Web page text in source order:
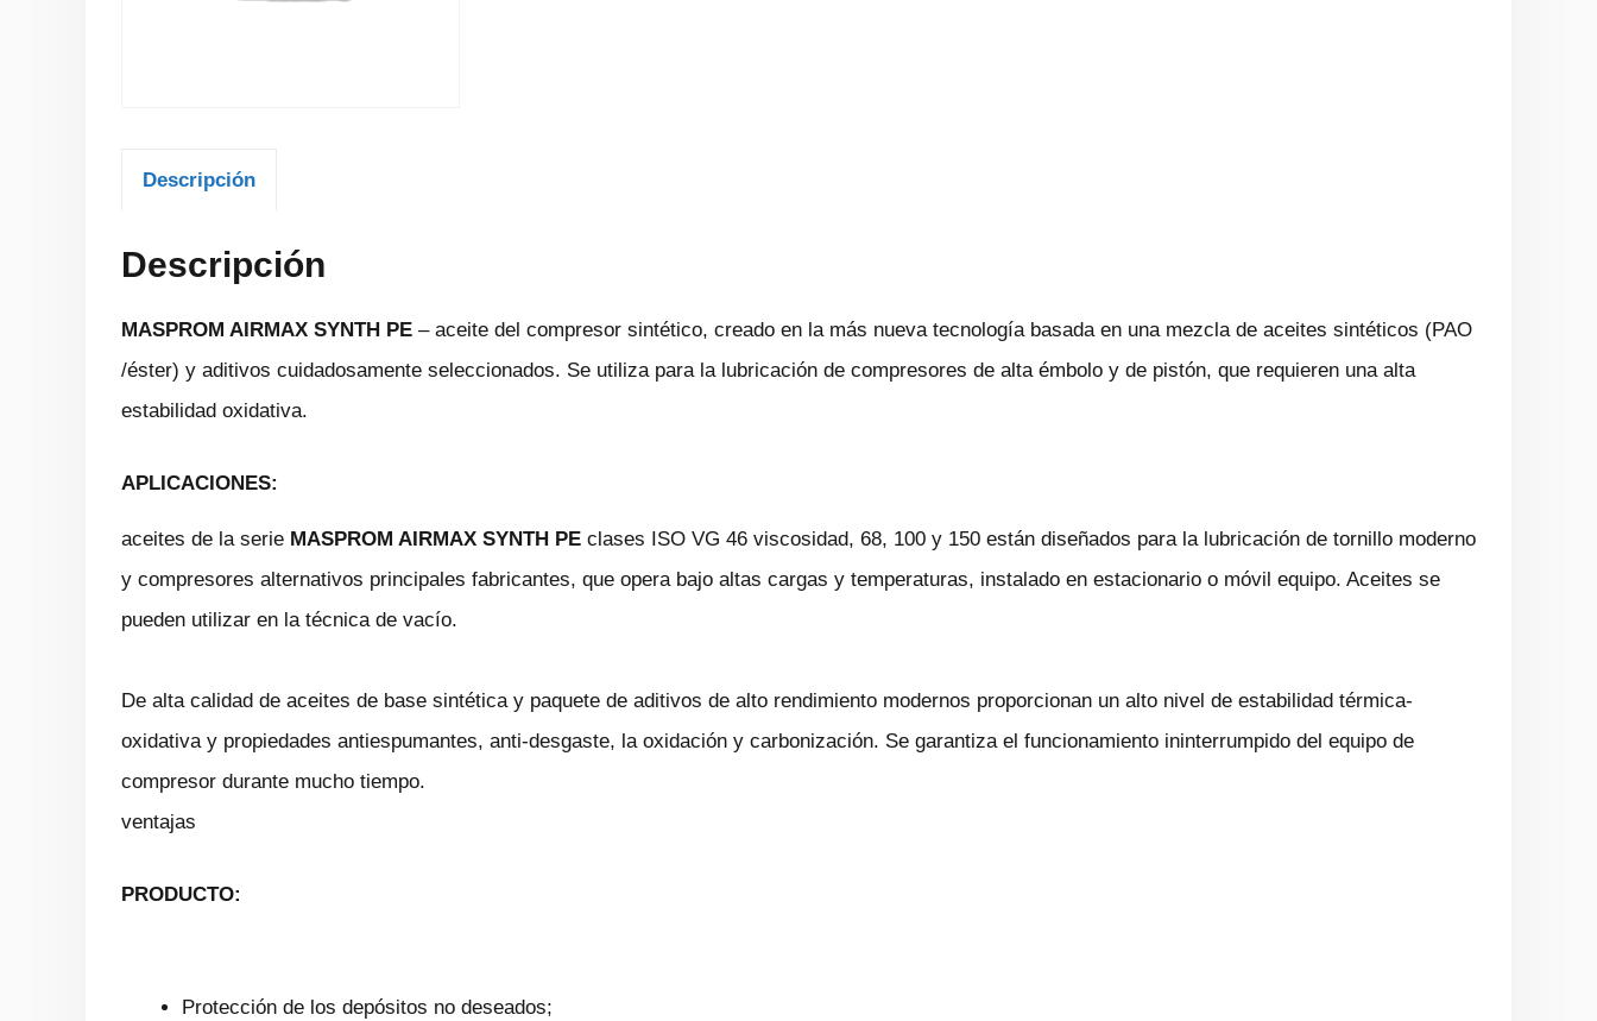
Descripción
Descripción
MASPROM AIRMAX SYNTH PE – aceite del compresor sintético, creado en la más nueva tecnología basada en una mezcla de aceites sintéticos (PAO
/éster) y aditivos cuidadosamente seleccionados. Se utiliza para la lubricación de compresores de alta émbolo y de pistón, que requieren una alta
estabilidad oxidativa.
APLICACIONES:
aceites de la serie MASPROM AIRMAX SYNTH PE clases ISO VG 46 viscosidad, 68, 100 y 150 están diseñados para la lubricación de tornillo moderno
y compresores alternativos principales fabricantes, que opera bajo altas cargas y temperaturas, instalado en estacionario o móvil equipo. Aceites se
pueden utilizar en la técnica de vacío.
De alta calidad de aceites de base sintética y paquete de aditivos de alto rendimiento modernos proporcionan un alto nivel de estabilidad térmica-
oxidativa y propiedades antiespumantes, anti-desgaste, la oxidación y carbonización. Se garantiza el funcionamiento ininterrumpido del equipo de
compresor durante mucho tiempo.
ventajas
PRODUCTO:
Protección de los depósitos no deseados;